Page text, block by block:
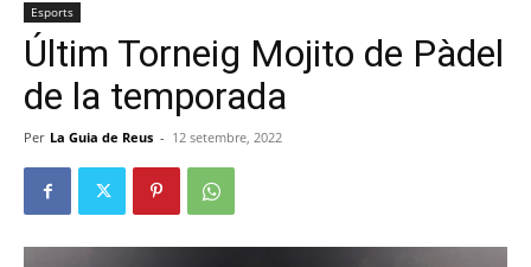
Esports
Últim Torneig Mojito de Pàdel
de la temporada
Per La Guia de Reus - 12 setembre, 2022